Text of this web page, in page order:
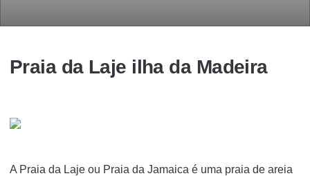
Praia da Laje ilha da Madeira
A Praia da Laje ou Praia da Jamaica é uma praia de areia